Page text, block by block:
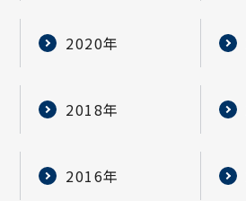
2020年
2018年
2016年